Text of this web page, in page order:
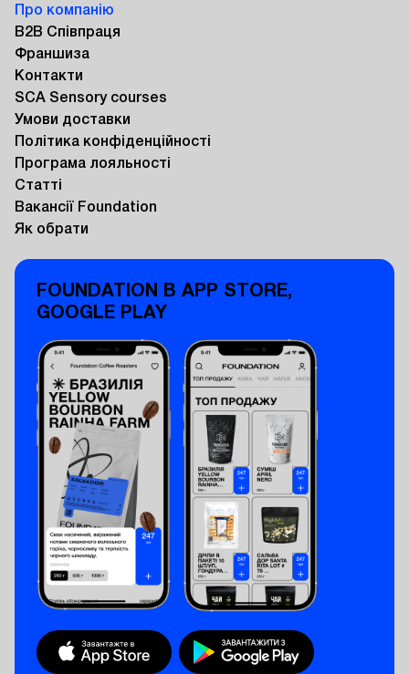
Про компанію
B2B Співпраця
Франшиза
Контакти
SCA Sensory courses
Умови доставки
Політика конфіденційності
Програма лояльності
Статті
Вакансії Foundation
Як обрати
FOUNDATION В APP STORE,
GOOGLE PLAY